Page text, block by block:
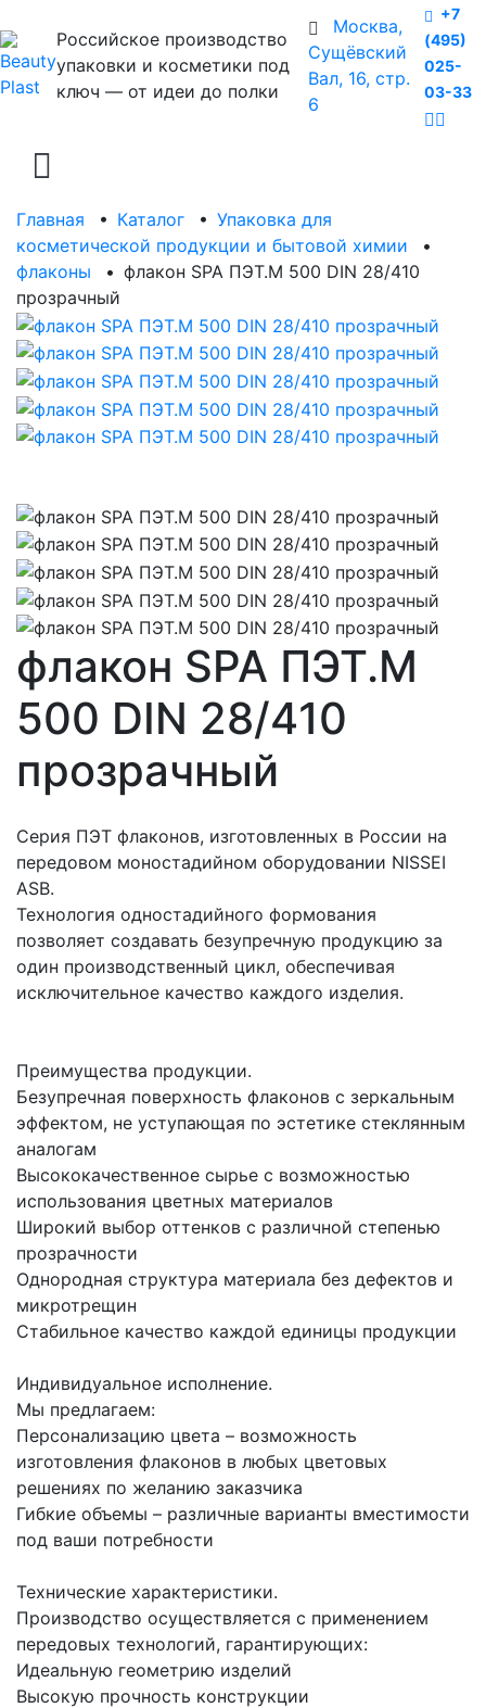
Российское производство
упаковки и косметики под
ключ — от идеи до полки
Москва,
Сущёвский
Вал, 16, стр.
6
+7
(495)
025-
03-33
Главная • Каталог • Упаковка для
косметической продукции и бытовой химии •
флаконы • флакон SPA ПЭТ.М 500 DIN 28/410
прозрачный
флакон SPA ПЭТ.М
500 DIN 28/410
прозрачный
Серия ПЭТ флаконов, изготовленных в России на
передовом моностадийном оборудовании NISSEI
ASB.
Технология одностадийного формования
позволяет создавать безупречную продукцию за
один производственный цикл, обеспечивая
исключительное качество каждого изделия.
Преимущества продукции.
Безупречная поверхность флаконов с зеркальным
эффектом, не уступающая по эстетике стеклянным
аналогам
Высококачественное сырье с возможностью
использования цветных материалов
Широкий выбор оттенков с различной степенью
прозрачности
Однородная структура материала без дефектов и
микротрещин
Стабильное качество каждой единицы продукции
Индивидуальное исполнение.
Мы предлагаем:
Персонализацию цвета – возможность
изготовления флаконов в любых цветовых
решениях по желанию заказчика
Гибкие объемы – различные варианты вместимости
под ваши потребности
Технические характеристики.
Производство осуществляется с применением
передовых технологий, гарантирующих:
Идеальную геометрию изделий
Высокую прочность конструкции